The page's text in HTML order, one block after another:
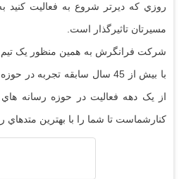
روزي که ديرتر شروع به فعاليت
مسيرتان تاثيرگذار است.
شرکت فرانگرش به همين منظور يک تيم
با بيش از 45 سال سابقه تجربه
از يک دهه فعاليت در حوزه رسانه
کنارشماست تا شما را با بهترين متدهاي